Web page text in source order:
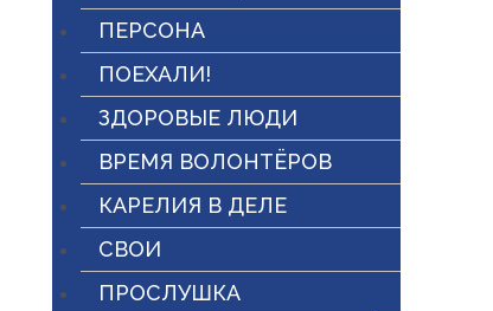
ПЕРСОНА
ПОЕХАЛИ!
ЗДОРОВЫЕ ЛЮДИ
ВРЕМЯ ВОЛОНТЁРОВ
КАРЕЛИЯ В ДЕЛЕ
СВОИ
ПРОСЛУШКА